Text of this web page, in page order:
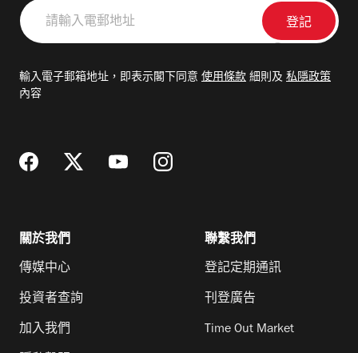
請
輸
郵
輸入電子郵箱地址，即表示閣下同意 使用條款 細則及 私隱政策
內容
關於我們
傳媒中心
投資者查詢
加入我們
聯繫我們
登記定期通訊
刊登廣告
Time Out Market